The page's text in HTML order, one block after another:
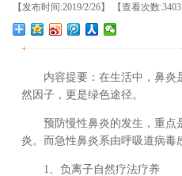
【发布时间:2019/2/26】 【查看次数
+
内容提要：在生活中，鼻炎
然因子，更是绿色途径。
预防慢性鼻炎的发生，重点
炎。而急性鼻炎系由呼吸道病毒
1、负离子自然疗法疗养